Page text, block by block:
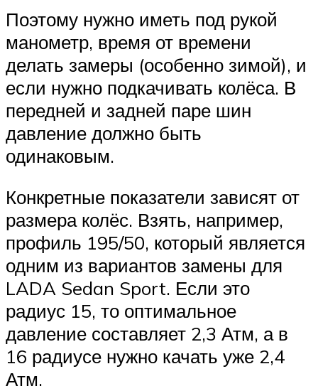
Поэтому нужно иметь под рукой
манометр, время от времени
делать замеры (особенно зимой), и
если нужно подкачивать колёса. В
передней и задней паре шин
давление должно быть
одинаковым.
Конкретные показатели зависят от
размера колёс. Взять, например,
профиль 195/50, который является
одним из вариантов замены для
LADA Sedan Sport. Если это
радиус 15, то оптимальное
давление составляет 2,3 Атм, а в
16 радиусе нужно качать уже 2,4
Атм.